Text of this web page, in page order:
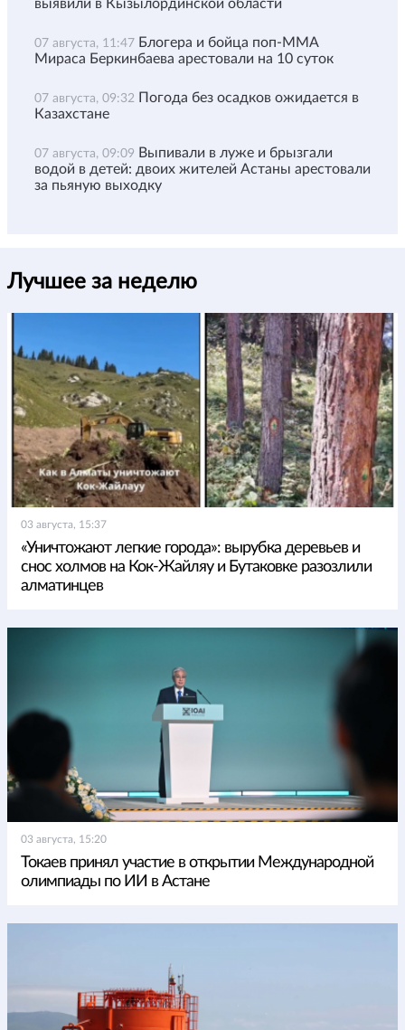
выявили в Кызылординской области
07 августа, 11:47 Блогера и бойца поп-ММА
Мираса Беркинбаева арестовали на 10 суток
07 августа, 09:32 Погода без осадков ожидается в
Казахстане
07 августа, 09:09 Выпивали в луже и брызгали
водой в детей: двоих жителей Астаны арестовали
за пьяную выходку
Лучшее за неделю
03 августа, 15:37
«Уничтожают легкие города»: вырубка деревьев и
снос холмов на Кок-Жайляу и Бутаковке разозлили
алматинцев
03 августа, 15:20
Токаев принял участие в открытии Международной
олимпиады по ИИ в Астане